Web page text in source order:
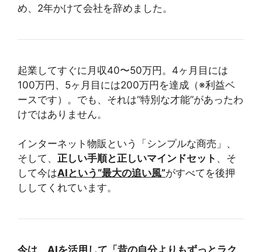
め、2年かけて会社を辞めました。
起業してすぐに月収40〜50万円。4ヶ月目には
100万円、5ヶ月目には200万円を達成（※利益ベ
ースです）。でも、それは“特別な才能”があったわ
けではありません。
インターネット物販という「シンプルな商売」、
そして、 正しい手順と正しいマインドセット 、そ
して今はAIという“最大の追い風”がすべてを後押
ししてくれています。